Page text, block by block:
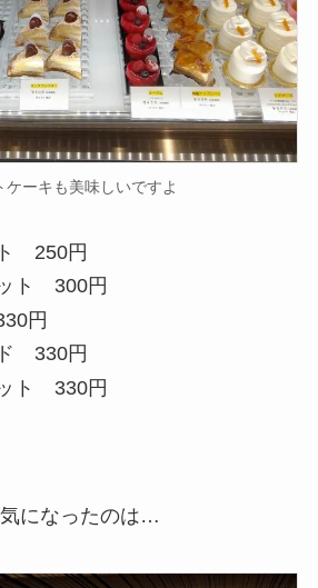
ケーキも美味しいですよ
250円
ト 300円
円
330円
ト 330円
になったのは…